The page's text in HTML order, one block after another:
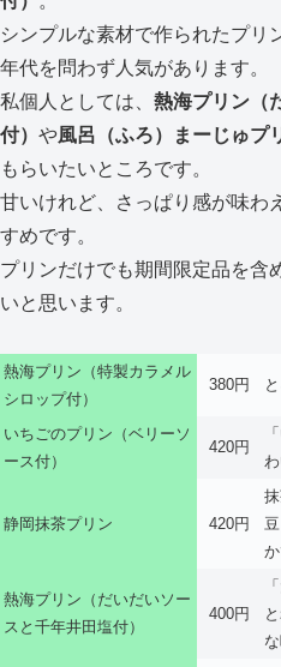
シンプルな素材で作られたプリ
年代を問わず人気があります。
私個人としては、 熱海プリン（
付） や風呂（ふろ）まーじゅプ
もらいたいところです。
甘いけれど、さっぱり感が味わ
すめです。
プリンだけでも期間限定品を含
いと思います。
熱海プリン（特製カラメル
シロップ付）
380円
いちごのプリン（ベリーソ
ース付）
420円
静岡抹茶プリン 420円
熱海プリン（だいだいソー
スと千年井田塩付）
400円